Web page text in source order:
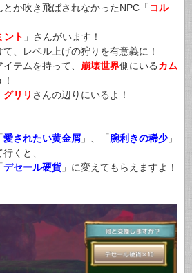
か吹き飛ばされなかったNPC「 コル
ント 」さんがいます！
、レベル上げの狩りを有意義に！
テムを持って、
崩壊世界側にいるカム
グリリ さんの辺りにいるよ！
愛されたい黄金屑 」、「腕利きの稀少」
くと、
デセール硬貨」に変えてもらえますよ！